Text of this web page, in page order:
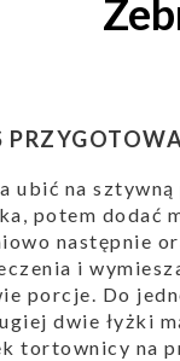
ubić na
potem dodać
następnie
i
porcje. Do
dwie łyżki
tortownicy na